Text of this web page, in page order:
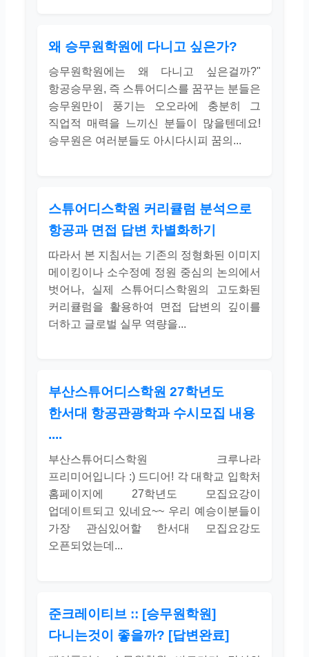
왜 승무원학원에 다니고 싶은가?
승무원학원에는 왜 다니고 싶은걸까?"
항공승무원, 즉 스튜어디스를 꿈꾸는 분들은
승무원만이 풍기는 오오라에 충분히 그
직업적 매력을 느끼신 분들이 많을텐데요!
승무원은 여러분들도 아시다시피 꿈의...
스튜어디스학원 커리큘럼 분석으로
항공과 면접 답변 차별화하기
따라서 본 지침서는 기존의 정형화된 이미지
메이킹이나 소수정예 정원 중심의 논의에서
벗어나, 실제 스튜어디스학원의 고도화된
커리큘럼을 활용하여 면접 답변의 깊이를
더하고 글로벌 실무 역량을...
부산스튜어디스학원 27학년도
한서대 항공관광학과 수시모집 내용
....
부산스튜어디스학원 크루나라
프리미어입니다 :) 드디어! 각 대학교 입학처
홈페이지에 27학년도 모집요강이
업데이트되고 있네요~~ 우리 예승이분들이
가장 관심있어할 한서대 모집요강도
오픈되었는데...
준크레이티브 :: [승무원학원]
다니는것이 좋을까? [답변완료]